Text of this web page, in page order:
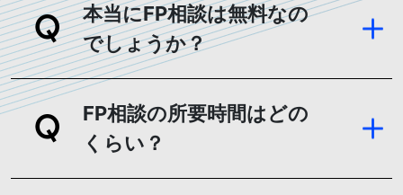
本当にFP相談は無料なの
でしょうか？
FP相談の所要時間はどの
くらい？